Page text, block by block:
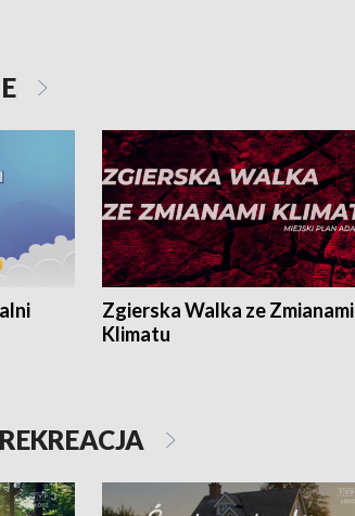
Zgierska Walka ze Zmianami
Klimatu